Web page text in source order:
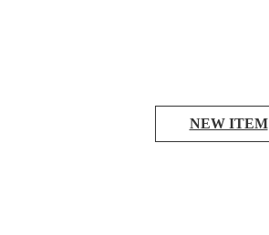
NEW ITEM